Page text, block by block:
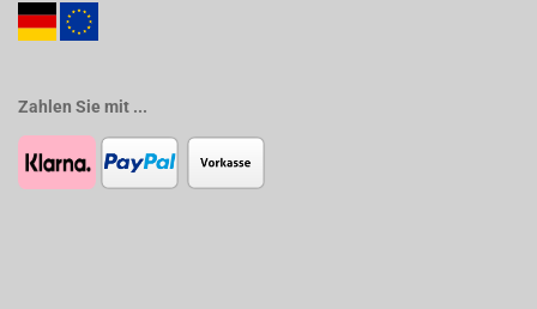
Zahlen Sie mit ...